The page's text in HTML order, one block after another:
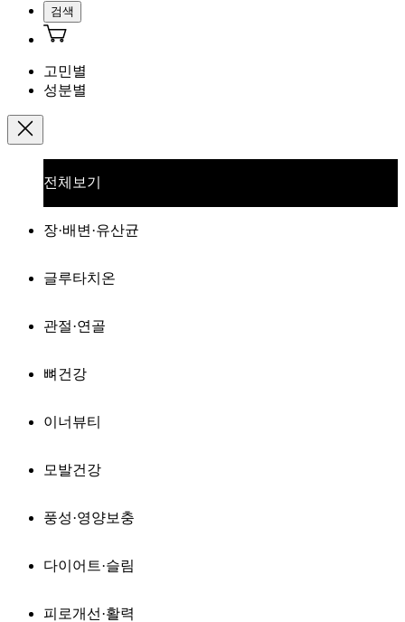
검색
고민별
성분별
전체보기
장·배변·유산균
글루타치온
관절·연골
뼈건강
이너뷰티
모발건강
풍성·영양보충
다이어트·슬림
피로개선·활력